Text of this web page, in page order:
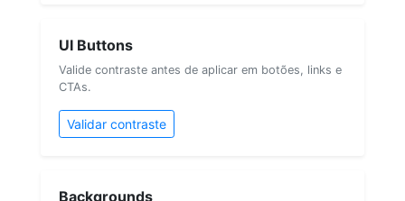
UI Buttons
Valide contraste antes de aplicar em botões, links e
CTAs.
Validar contraste
Backgrounds